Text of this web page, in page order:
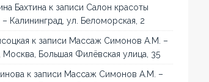
Бахтина к записи Салон красоты
– Калининград, ул. Беломорская, 2
к записи Массаж Симонов А.М. –
Москва, Большая Филёвская улица, 35
к записи Массаж Симонов А.М. –